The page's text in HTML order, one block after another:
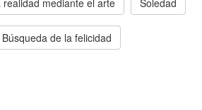
mediante el arte Soledad
Búsqueda de la felicidad